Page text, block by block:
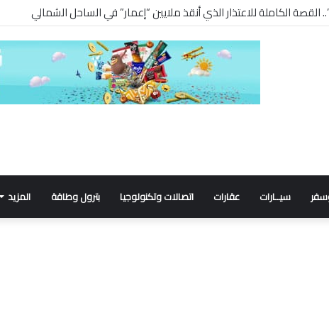
القصة الكاملة للاعتذار الذي أنقذ ملايين “إعمار” في الساحل الشمالي
سيــارات عقارات اتصالات وتكنولوجيا بترول وطاقة المزيد